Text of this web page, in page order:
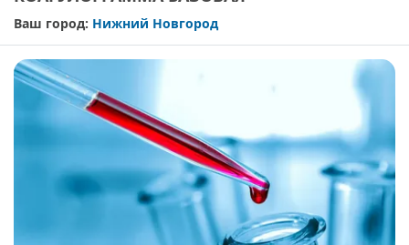
Ваш город: Нижний Новгород